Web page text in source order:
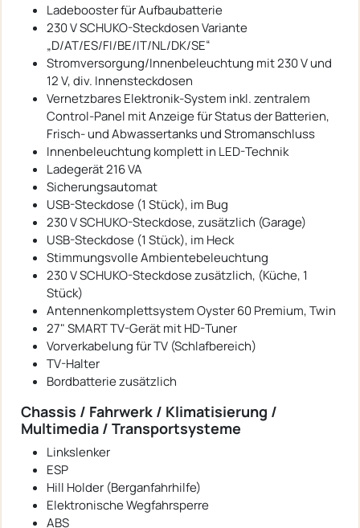
Ladebooster für Aufbaubatterie
230 V SCHUKO-Steckdosen Variante
„D/AT/ES/FI/BE/IT/NL/DK/SE“
Stromversorgung/Innenbeleuchtung mit 230 V und
12 V, div. Innensteckdosen
Vernetzbares Elektronik-System inkl. zentralem
Control-Panel mit Anzeige für Status der Batterien,
Frisch- und Abwassertanks und Stromanschluss
Innenbeleuchtung komplett in LED-Technik
Ladegerät 216 VA
Sicherungsautomat
USB-Steckdose (1 Stück), im Bug
230 V SCHUKO-Steckdose, zusätzlich (Garage)
USB-Steckdose (1 Stück), im Heck
Stimmungsvolle Ambientebeleuchtung
230 V SCHUKO-Steckdose zusätzlich, (Küche, 1
Stück)
Antennenkomplettsystem Oyster 60 Premium, Twin
27" SMART TV-Gerät mit HD-Tuner
Vorverkabelung für TV (Schlafbereich)
TV-Halter
Bordbatterie zusätzlich
Chassis / Fahrwerk / Klimatisierung /
Multimedia / Transportsysteme
Linkslenker
ESP
Hill Holder (Berganfahrhilfe)
Elektronische Wegfahrsperre
ABS